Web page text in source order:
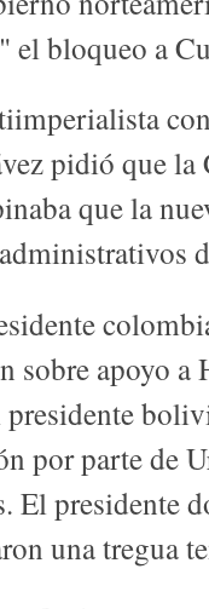
bloqueo a
pidió que
que la
apoyo a
presidente
por parte de
El presidente
una tregua